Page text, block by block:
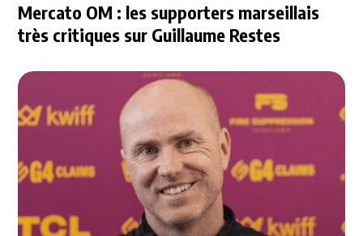
Mercato OM : les supporters marseillais
très critiques sur Guillaume Restes